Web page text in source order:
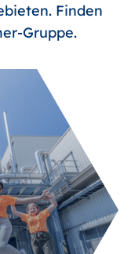
Finden
Gruppe.